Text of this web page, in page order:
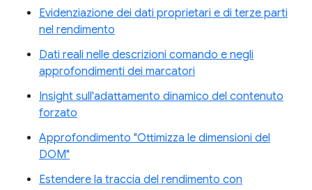
Evidenziazione dei dati proprietari e di terze parti
nel rendimento
Dati reali nelle descrizioni comando e negli
approfondimenti dei marcatori
Insight sull'adattamento dinamico del contenuto
forzato
Approfondimento "Ottimizza le dimensioni del
DOM"
Estendere la traccia del rendimento con